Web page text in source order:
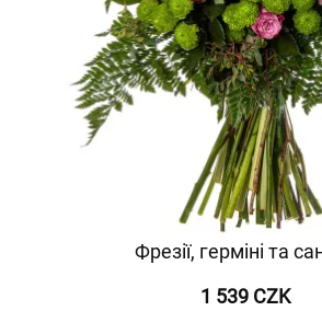
Фрезії, герміні та
1 539 CZK